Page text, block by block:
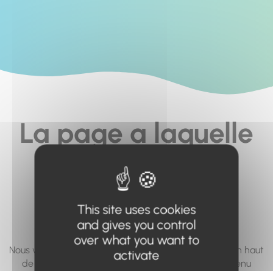
La page a laquelle
vous cherchez à
accéder n'existe
pas... ou plus.
Nous vous invitons à utiliser le moteur de recherche en haut
de page, ou à utiliser le menu pour trouver le contenu
This site uses cookies
and gives you control
over what you want to
activate